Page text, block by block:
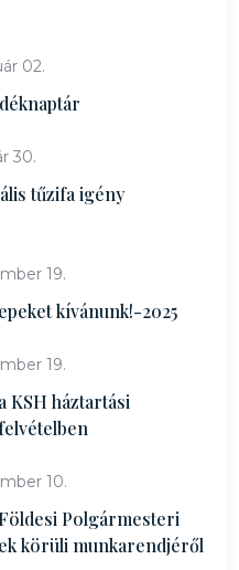
02.
30.
tűzifa igény
19.
kívánunk!-2025
19.
KSH háztartási
10.
Polgármesteri
körüli munkarendjéről